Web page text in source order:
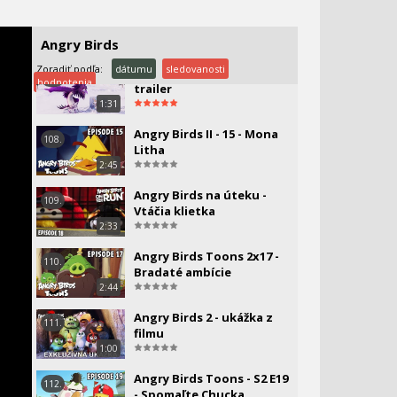
Angry Birds
Zoradiť podľa: dátumu
sledovanosti
hodnotenia
2:45
1:31
107.
Angry Birds - The Movie 2 -
trailer
2:45
108.
Angry Birds II - 15 - Mona
Litha
2:33
109.
Angry Birds na úteku -
Vtáčia klietka
2:44
110.
Angry Birds Toons 2x17 -
Bradaté ambície
1:00
111.
Angry Birds 2 - ukážka z
filmu
112.
Angry Birds Toons - S2 E19